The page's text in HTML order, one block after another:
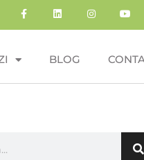
BLOG